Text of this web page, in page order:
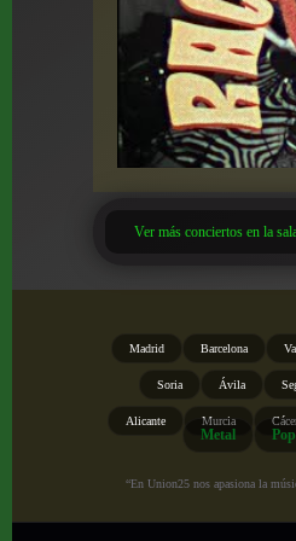
Ver más conciertos en la
Madrid Barcelona
Soria Ávila
Alicante Murcia
Metal Pop
“En Union25 nos apasiona la